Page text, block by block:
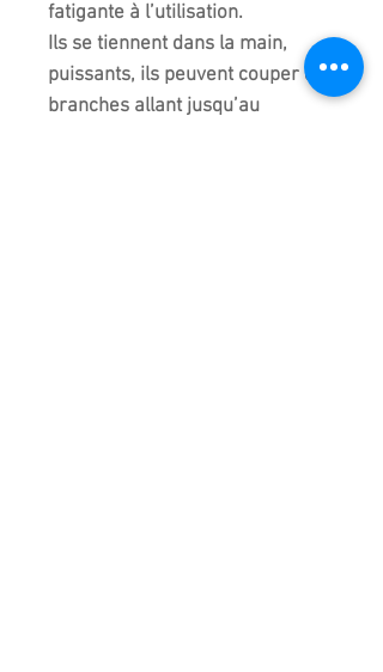
fatigante à l’utilisation.
Ils se tiennent dans la main,
puissants, ils peuvent couper des
branches allant jusqu’au